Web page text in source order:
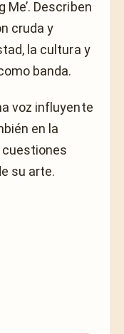
Me’. Describen
cruda y
la cultura y
banda.
voz influyente
en la
cuestiones
su arte.